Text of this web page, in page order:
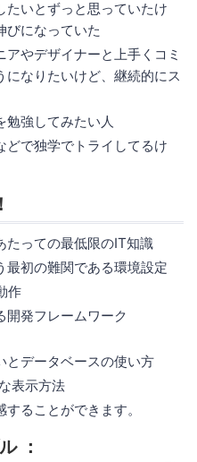
たいとずっと思っていたけ
びになっていた
やデザイナーと上手くコミ
になりたいけど、継続的にス
勉強してみたい人
どで独学でトライしてるけ
たっての最低限のIT知識
最初の難関である環境設定
作
開発フレームワーク
とデータベースの使い方
表示方法
ることができます。
：